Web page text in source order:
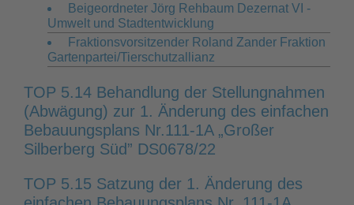
Beigeordneter Jörg Rehbaum Dezernat VI -
Umwelt und Stadtentwicklung
Fraktionsvorsitzender Roland Zander Fraktion
Gartenpartei/Tierschutzallianz
TOP 5.14 Behandlung der Stellungnahmen
(Abwägung) zur 1. Änderung des einfachen
Bebauungsplans Nr.111-1A „Großer
Silberberg Süd” DS0678/22
TOP 5.15 Satzung der 1. Änderung des